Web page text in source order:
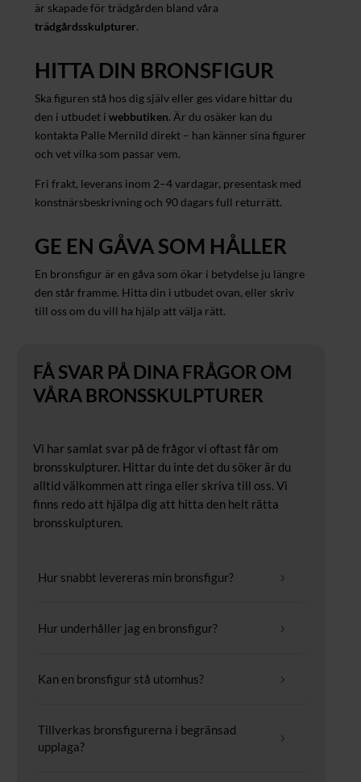
är skapade för trädgården bland våra
trädgårdsskulpturer.
HITTA DIN BRONSFIGUR
Ska figuren stå hos dig själv eller ges vidare hittar du
den i utbudet i webbutiken. Är du osäker kan du
kontakta Palle Mernild direkt – han känner sina figurer
och vet vilka som passar vem.
Fri frakt, leverans inom 2–4 vardagar, presentask med
konstnärsbeskrivning och 90 dagars full returrätt.
GE EN GÅVA SOM HÅLLER
En bronsfigur är en gåva som ökar i betydelse ju längre
den står framme. Hitta din i utbudet ovan, eller skriv
till oss om du vill ha hjälp att välja rätt.
FÅ SVAR PÅ DINA FRÅGOR OM
VÅRA BRONSSKULPTURER
Vi har samlat svar på de frågor vi oftast får om
bronsskulpturer. Hittar du inte det du söker är du
alltid välkommen att ringa eller skriva till oss. Vi
finns redo att hjälpa dig att hitta den helt rätta
bronsskulpturen.
5
Hur snabbt levereras min bronsfigur?
5
Hur underhåller jag en bronsfigur?
5
Kan en bronsfigur stå utomhus?
5
Tillverkas bronsfigurerna i begränsad
upplaga?